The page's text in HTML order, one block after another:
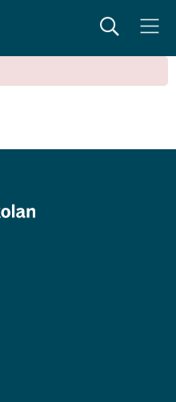
Sök Meny